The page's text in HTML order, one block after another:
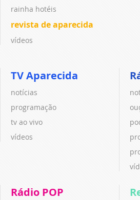
rainha hotéis
revista de aparecida
vídeos
TV Aparecida
notícias
programação
tv ao vivo
vídeos
Rádio POP